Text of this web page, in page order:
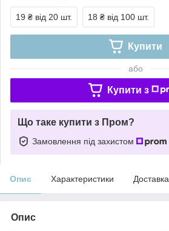
19 ₴ від 20 шт. 18 ₴ від 100 шт.
Купити
або
Купити з
Що таке купити з Пром?
Замовлення під захистом
Опис Характеристики Доставка
Опис